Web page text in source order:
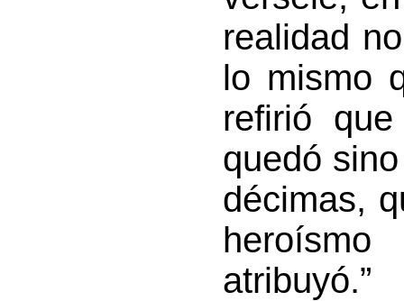
realidad
lo mismo
refirió
quedó
décimas,
atribuyó.”